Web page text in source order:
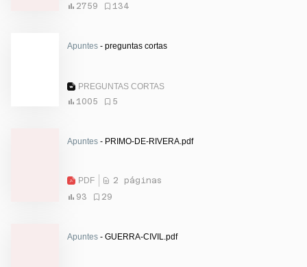
2759
134
Apuntes - preguntas cortas
PREGUNTAS CORTAS
1005
5
Apuntes - PRIMO-DE-RIVERA.pdf
PDF
2 páginas
93
29
Apuntes - GUERRA-CIVIL.pdf